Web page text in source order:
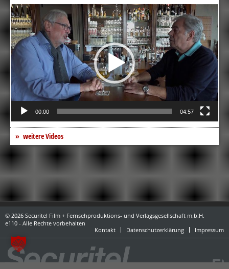
Video-
Player
00:00 04:57
weitere Videos
© 2026 Securitel Film + Fernsehproduktions- und Verlagsgesellschaft m.b.H.
e110 - Alle Rechte vorbehalten
Kontakt
Datenschutzerklärung Impressum
powered by danubius